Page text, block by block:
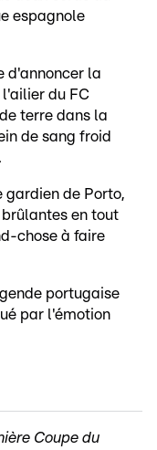
espagnole
d'annoncer la
du FC
terre dans la
de sang froid
gardien de Porto,
en tout
chose à faire
portugaise
par l'émotion
Coupe du